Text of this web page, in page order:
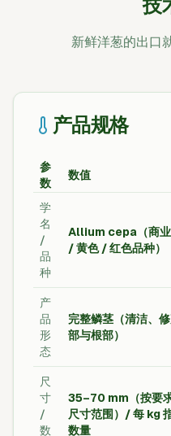
技
新鲜洋葱的出口
产品规格
参
数
数值
学
名
/
品
种
Allium cepa（商
/ 黄色 / 红色品种）
产
品
形
态
完整鳞茎（清洁、
部与根部）
尺
寸
/
数
35–70 mm（按要
尺寸范围）/ 每 kg
数量